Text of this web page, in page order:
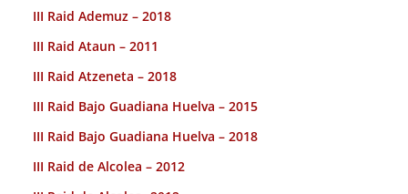
III Raid Ademuz – 2018
III Raid Ataun – 2011
III Raid Atzeneta – 2018
III Raid Bajo Guadiana Huelva – 2015
III Raid Bajo Guadiana Huelva – 2018
III Raid de Alcolea – 2012